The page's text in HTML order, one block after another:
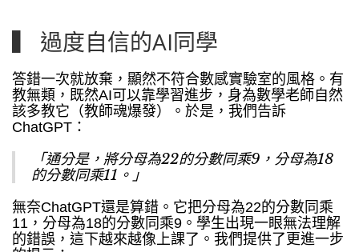
▍ 過度自信的AI同學
答錯一次就放棄，顯然不符合數感實驗室的風格。有
教無類，既然AI可以靠學習進步，身為數學老師自然
該多教它（教師魂爆發）。於是，我們告訴
ChatGPT：
「通分是，將分母為22的分數同乘9，分母為18
的分數同乘11。」
無奈ChatGPT還是算錯。它把分母為22的分數同乘
11，分母為18的分數同乘9。學生出現一眼無法理解
的錯誤，這下越來越像上課了。我們提供了更進一步